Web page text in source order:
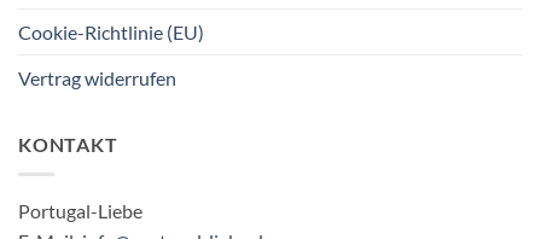
Cookie-Richtlinie (EU)
Vertrag widerrufen
KONTAKT
Portugal-Liebe